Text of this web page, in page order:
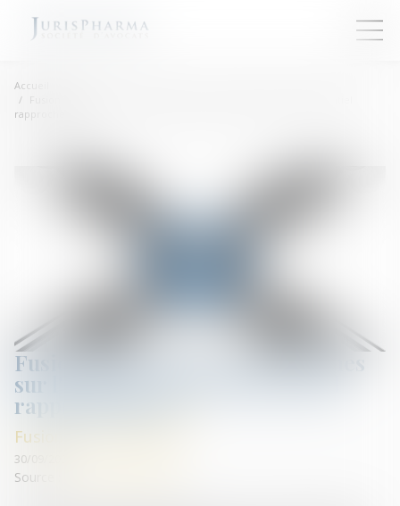
Accueil
Fusion Veolia-Suez : passe d'armes sur l'impact social d'un potentiel
rapprochement
Fusion Veolia-Suez : passe d'armes
sur l'impact social d'un potentiel
rapprochement
Fusions et acquisitions
30/09/2020
Source :